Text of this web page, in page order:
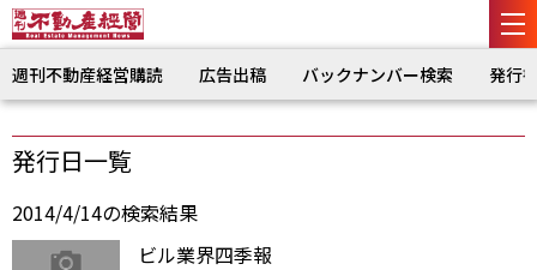
週刊不動産経営購読 広告出稿 バックナンバー検索 発行
発行日一覧
2014/4/14の検索結果
ビル業界四季報